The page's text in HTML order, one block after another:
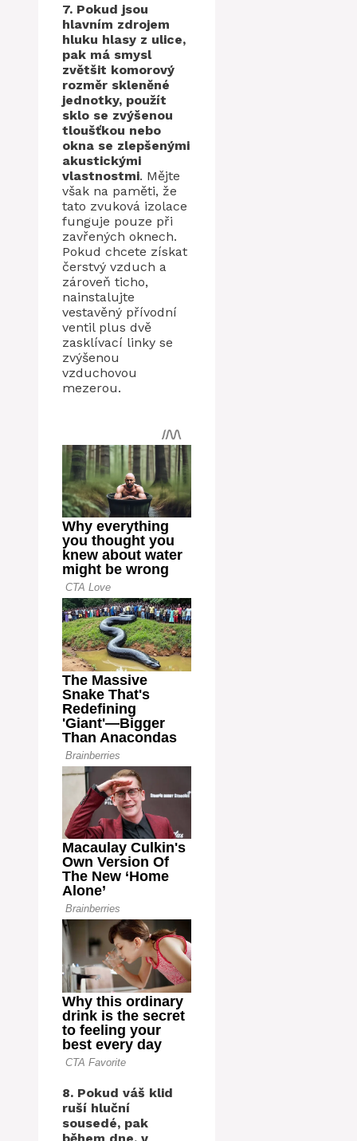
7. Pokud jsou
hlavním zdrojem
hluku hlasy z ulice,
pak má smysl
zvětšit komorový
rozměr skleněné
jednotky, použít
sklo se zvýšenou
tloušťkou nebo
okna se zlepšenými
akustickými
vlastnostmi. Mějte
však na paměti, že
tato zvuková izolace
funguje pouze při
zavřených oknech.
Pokud chcete získat
čerstvý vzduch a
zároveň ticho,
nainstalujte
vestavěný přívodní
ventil plus dvě
zasklívací linky se
zvýšenou
vzduchovou
mezerou.
8. Pokud váš klid
ruší hluční
sousedé, pak
během dne, v